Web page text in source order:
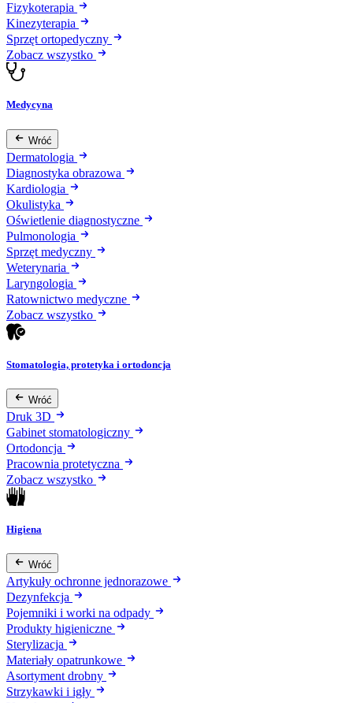
Fizykoterapia
Kinezyterapia
Sprzęt ortopedyczny
Zobacz wszystko
Medycyna
Wróć
Dermatologia
Diagnostyka obrazowa
Kardiologia
Okulistyka
Oświetlenie diagnostyczne
Pulmonologia
Sprzęt medyczny
Weterynaria
Laryngologia
Ratownictwo medyczne
Zobacz wszystko
Stomatologia, protetyka i ortodoncja
Wróć
Druk 3D
Gabinet stomatologiczny
Ortodoncja
Pracownia protetyczna
Zobacz wszystko
Higiena
Wróć
Artykuły ochronne jednorazowe
Dezynfekcja
Pojemniki i worki na odpady
Produkty higieniczne
Sterylizacja
Materiały opatrunkowe
Asortyment drobny
Strzykawki i igły